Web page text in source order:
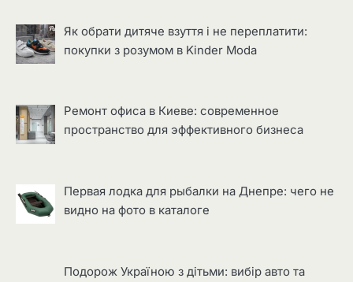
Як обрати дитяче взуття і не переплатити:
покупки з розумом в Kinder Moda
Ремонт офиса в Киеве: современное
пространство для эффективного бизнеса
Первая лодка для рыбалки на Днепре: чего не
видно на фото в каталоге
Подорож Україною з дітьми: вибір авто та